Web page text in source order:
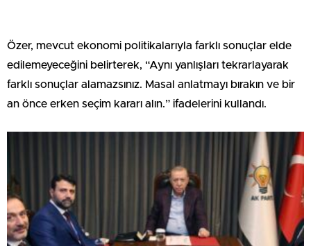
Özer, mevcut ekonomi politikalarıyla farklı sonuçlar elde
edilemeyeceğini belirterek, “Aynı yanlışları tekrarlayarak
farklı sonuçlar alamazsınız. Masal anlatmayı bırakın ve bir
an önce erken seçim kararı alın.” ifadelerini kullandı.